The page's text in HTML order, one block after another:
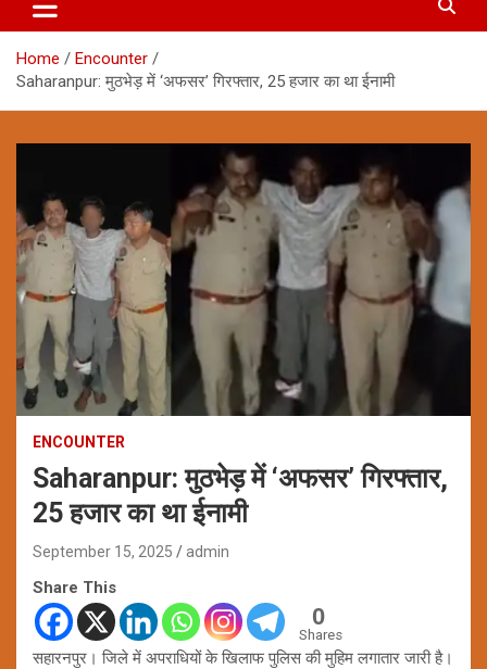
Home
Encounter
Saharanpur: मुठभेड़ में ‘अफसर’ गिरफ्तार, 25 हजार का था ईनामी
ENCOUNTER
Saharanpur: मुठभेड़ में ‘अफसर’ गिरफ्तार,
25 हजार का था ईनामी
September 15, 2025 admin
Share This
0
Shares
सहारनपुर। जिले में अपराधियों के खिलाफ पुलिस की मुहिम लगातार जारी है।